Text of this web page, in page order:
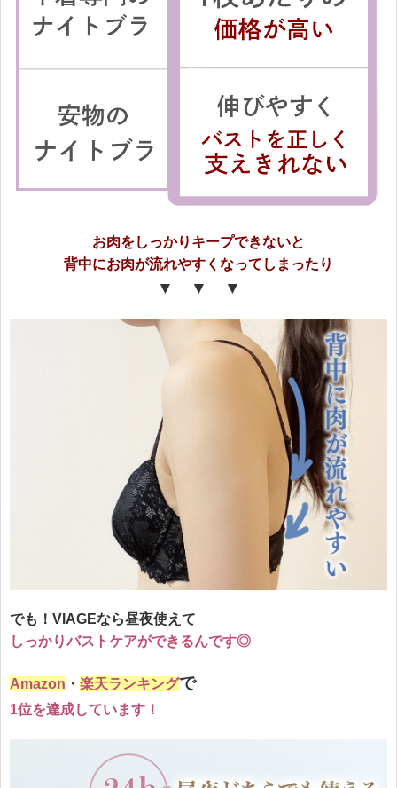
お肉をしっかりキープできないと
背中にお肉が流れやすくなってしまったり
▼ ▼ ▼
でも！VIAGEなら昼夜使えて
しっかりバストケアができるんです◎
Amazon ・ 楽天ランキングで
1位を達成しています！